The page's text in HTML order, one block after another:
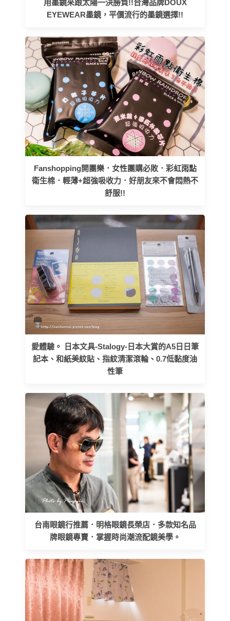
用墨鏡來跟太陽一決勝負!!台灣品牌DOUX
EYEWEAR墨鏡，平價流行的墨鏡選擇!!
Fanshopping開團樂．女性團購必敗．彩虹雨點
衛生棉．輕薄+超強吸收力．好朋友來不會悶熱不
舒服!!
愛體驗。 日本文具-Stalogy-日本大賞的A5日日筆
記本、和紙美紋貼、指紋清潔滾輪、0.7低黏度油
性筆
台南眼鏡行推薦．明格眼鏡長榮店．多款知名品
牌眼鏡專賣．掌握時尚潮流配鏡美學。